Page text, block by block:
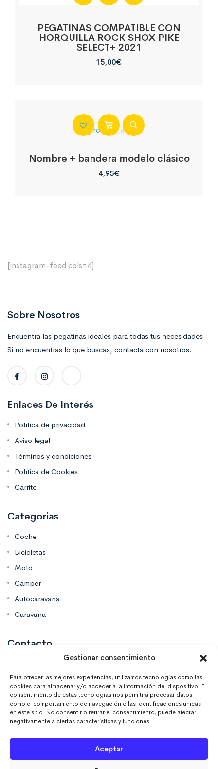
Gestionar consentimiento
Para ofrecer las mejores experiencias, utilizamos tecnologías como las
cookies para almacenar y/o acceder a la información del dispositivo. El
consentimiento de estas tecnologías nos permitirá procesar datos
como el comportamiento de navegación o las identificaciones únicas
en este sitio. No consentir o retirar el consentimiento, puede afectar
negativamente a ciertas características y funciones.
Aceptar
PEGATINAS COMPATIBLE CON
HORQUILLA ROCK SHOX PIKE
SELECT+ 2021
15,00€
Nombre + bandera modelo clásico
4,95€
[instagram-feed cols=4]
Sobre Nosotros
Encuentra las pegatinas ideales para todas tus necesidades.
Si no encuentras lo que buscas, contacta con nosotros.
Enlaces De Interés
Política de privacidad
Aviso legal
Términos y condiciones
Política de Cookies
Carrito
Categorias
Coche
Bicicletas
Moto
Camper
Autocaravana
Caravana
Contacto
637 671 470